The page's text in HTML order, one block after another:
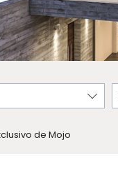
de Mojo